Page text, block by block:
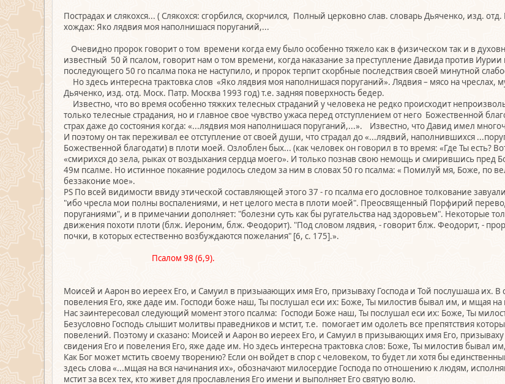
Пострадах и слякохся... ( Слякохся: сгорбился, скорчился, Полный церковно слав. словарь Дьяченко, изд.
хождах: Яко лядвия моя наполнишася поруганий,...
Очевидно пророк говорит о том времени когда ему было особенно тяжело как в физическом так и в
известный 50 й псалом, говорит нам о том времени, когда наказание за преступление Давида против
последующего 50 го псалма пока не наступило, и пророк терпит скорбные последствия своей минутной
Но здесь интересна трактовка слов «Яко лядвия моя наполнишася поруганий». Лядвия – мясо на чреслах,
Дьяченко, изд. отд. Моск. Патр. Москва 1993 год) т.е. задняя поверхность бедер.
Известно, что во время особенно тяжких телесных страданий у человека не редко происходит
только телесные страдания, но и главное свое чувство ужаса перед отступлением от него Божественной
страх даже до состояния когда: «...лядвия моя наполнишася поруганий,...». Известно, что Давид имел
И поэтому он так переживал ее отступление от своей души, что страдал до «...лядвий, наполнившихся
Божественной благодати) в плоти моей. Озлоблен бых... (как человек он говорил в то время: «Где Ты есть?
«смирихся до зела, рыках от воздыхания сердца моего». И только познав свою немощь и смирившись
49м псалме. Но истинное покаяние родилось следом за ним в словах 50 го псалма: « Помилуй мя, Боже, по
беззаконие мое».
PS По всей видимости ввиду этической составляющей этого 37 - го псалма его дословное толкование
"ибо чресла мои полны воспалениями, и нет целого места в плоти моей". Преосвященный Порфирий
поруганиями", и в примечании дополняет: "болезни суть как бы ругательства над здоровьем". Некоторые
движения похоти плоти (блж. Иероним, блж. Феодорит). "Под словом лядвия, - говорит блж. Феодорит, -
почки, в которых естественно возбуждаются пожелания" [6, с. 175].».
Псалом 98 (6,9).
Моисей и Аарон во иереех Его, и Самуил в призыаающих имя Его, призываху Господа и Той послушаша их. В
повеления Его, яже даде им. Господи боже наш, Ты послушал еси их: Боже, Ты милостив бывал им, и мщая на
Нас заинтересовал следующий момент этого псалма: Господи Боже наш, Ты послушал еси их: Боже, Ты
Безусловно Господь слышит молитвы праведников и мстит, т.е. помогает им одолеть все препятствия
повелений. Поэтому и сказано: Моисей и Аарон во иереех Его, и Самуил в призывающих имя Его,
свидения Его и повеления Его, яже даде им. Но здесь интересна трактовка слов: Боже, Ты милостив бывал
Как Бог может мстить своему творению? Если он войдет в спор с человеком, то будет ли хотя бы
здесь слова «...мщая на вся начинания их», обозначают милосердие Господа по отношению к людям,
мстит за всех тех, кто живет для прославления Его имени и выполняет Его святую волю.